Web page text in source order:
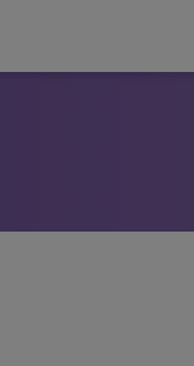
伴